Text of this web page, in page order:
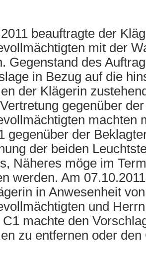
beauftragte der
mit der
Gegenstand des
in Bezug auf die
der Klägerin
gegenüber
machten
gegenüber der
der beiden
Näheres möge im
werden. Am
in Anwesenheit
und
machte den
zu entfernen oder